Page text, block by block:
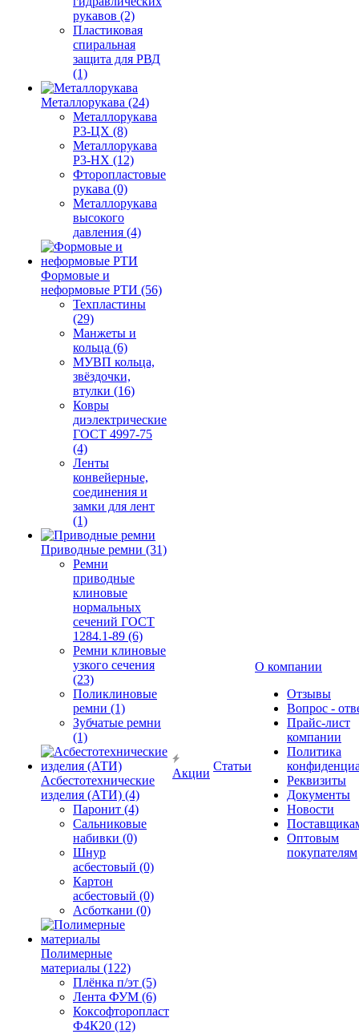
рукавов (2)
Пластиковая
спиральная
защита для РВД
(1)
Металлорукава (24)
Металлорукава
Р3-ЦХ (8)
Металлорукава
Р3-НХ (12)
Фторопластовые
рукава (0)
Металлорукава
высокого
давления (4)
Формовые и
неформовые РТИ (56)
Техпластины
(29)
Манжеты и
кольца (6)
МУВП кольца,
звёздочки,
втулки (16)
Ковры
диэлектрические
ГОСТ 4997-75
(4)
Ленты
конвейерные,
соединения и
замки для лент
(1)
Приводные ремни (31)
Ремни
приводные
клиновые
нормальных
сечений ГОСТ
1284.1-89 (6)
Ремни клиновые
узкого сечения
(23)
Поликлиновые
ремни (1)
Зубчатые ремни
(1)
Асбестотехнические
изделия (АТИ) (4)
Паронит (4)
Сальниковые
набивки (0)
Шнур
асбестовый (0)
Картон
асбестовый (0)
Асботкани (0)
Полимерные
материалы (122)
Плёнка п/эт (5)
Лента ФУМ (6)
Коксофторопласт
Ф4К20 (12)
Акции
Статьи
О компании
Отзывы
Вопрос -
Прайс-лист
компании
Политика
Реквизиты
Документы
Новости
Оптовым
покупателям